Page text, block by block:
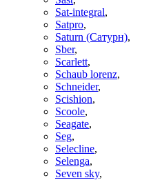
Sat-integral,
Satpro,
Saturn (Сатурн),
Sber,
Scarlett,
Schaub lorenz,
Schneider,
Scishion,
Scoole,
Seagate,
Seg,
Selecline,
Selenga,
Seven sky,